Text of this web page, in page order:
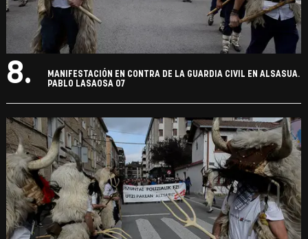
8.
MANIFESTACIÓN EN CONTRA DE LA GUARDIA CIVIL EN ALSASUA.
PABLO LASAOSA 07